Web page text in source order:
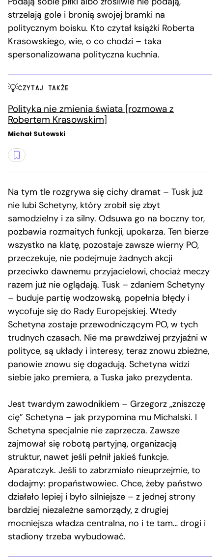
strzelają gole i bronią swojej bramki na
politycznym boisku. Kto czytał książki Roberta
Krasowskiego, wie, o co chodzi – taka
spersonalizowana polityczna kuchnia.
CZYTAJ TAKŻE
Polityka nie zmienia świata [rozmowa z
Robertem Krasowskim]
Michał Sutowski
Na tym tle rozgrywa się cichy dramat – Tusk już
nie lubi Schetyny, który zrobił się zbyt
samodzielny i za silny. Odsuwa go na boczny tor,
pozbawia rozmaitych funkcji, upokarza. Ten bierze
wszystko na klatę, pozostaje zawsze wierny PO,
przeczekuje, nie podejmuje żadnych akcji
przeciwko dawnemu przyjacielowi, chociaż meczy
razem już nie oglądają. Tusk – zdaniem Schetyny
– buduje partię wodzowską, popełnia błędy i
wycofuje się do Rady Europejskiej. Wtedy
Schetyna zostaje przewodniczącym PO, w tych
trudnych czasach. Nie ma prawdziwej przyjaźni w
polityce, są układy i interesy, teraz znowu zbieżne,
panowie znowu się dogadują. Schetyna widzi
siebie jako premiera, a Tuska jako prezydenta.
Jest twardym zawodnikiem – Grzegorz „zniszczę
cię” Schetyna – jak przypomina mu Michalski. I
Schetyna specjalnie nie zaprzecza. Zawsze
zajmował się robotą partyjną, organizacją
struktur, nawet jeśli pełnił jakieś funkcje.
Aparatczyk. Jeśli to zabrzmiało nieuprzejmie, to
dodajmy: propaństwowiec. Chce, żeby państwo
działało lepiej i było silniejsze – z jednej strony
bardziej niezależne samorządy, z drugiej
mocniejsza władza centralna, no i te tam… drogi i
stadiony trzeba wybudować.